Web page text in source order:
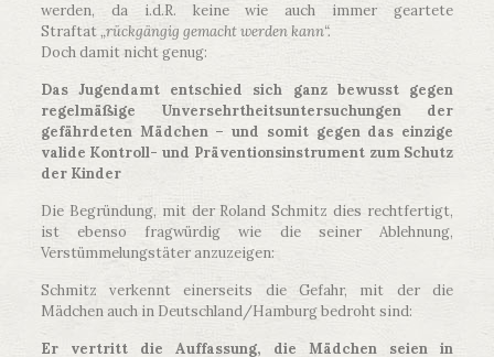
werden, da i.d.R. keine wie auch immer geartete
Straftat„rückgängig gemacht werden kann“.
Doch damit nicht genug:
Das Jugendamt entschied sich ganz bewusst gegen
regelmäßige Unversehrtheitsuntersuchungen der
gefährdeten Mädchen – und somit gegen das einzige
valide Kontroll- und Präventionsinstrument zum Schutz
der Kinder
Die Begründung, mit der Roland Schmitz dies rechtfertigt,
ist ebenso fragwürdig wie die seiner Ablehnung,
Verstümmelungstäter anzuzeigen:
Schmitz verkennt einerseits die Gefahr, mit der die
Mädchen auch in Deutschland/Hamburg bedroht sind:
Er vertritt die Auffassung, die Mädchen seien in